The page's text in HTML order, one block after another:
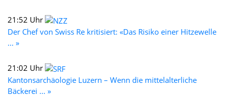
21:52 Uhr
Der Chef von Swiss Re kritisiert: «Das Risiko einer Hitzewelle
... »
21:02 Uhr
Kantonsarchäologie Luzern – Wenn die mittelalterliche
Bäckerei ... »